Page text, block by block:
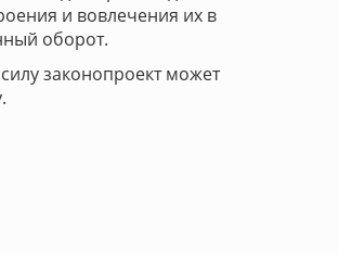
и вовлечения их в
оборот.
силу законопроект может